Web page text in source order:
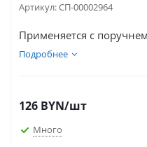
Артикул:СП-00002964
Применяется с
Подробнее
126 BYN/шт
Много